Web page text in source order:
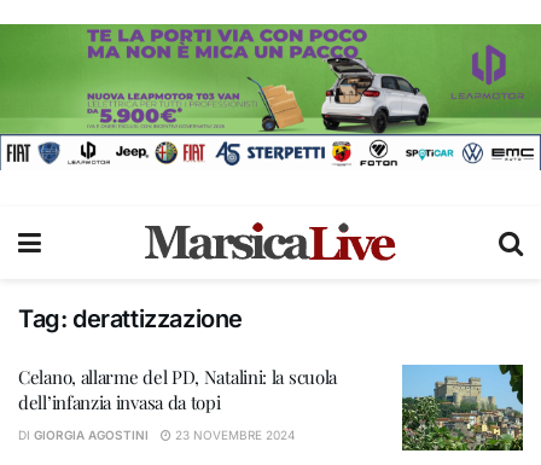
Tag: derattizzazione
Celano, allarme del PD, Natalini: la scuola
dell’infanzia invasa da topi
DI GIORGIA AGOSTINI 23 NOVEMBRE 2024